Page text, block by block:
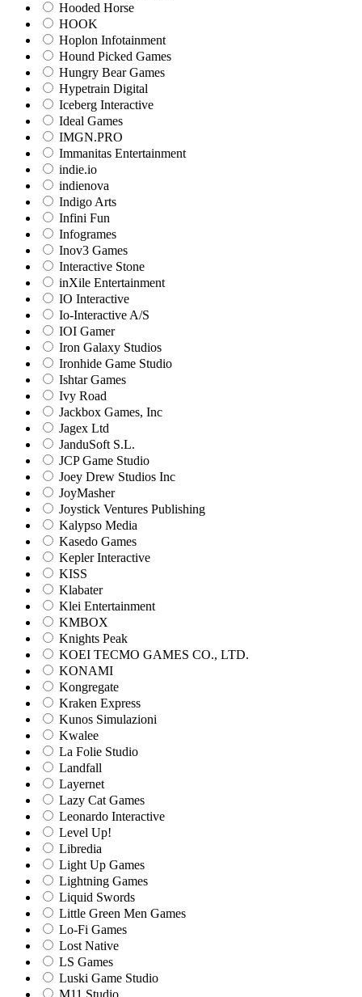
Hooded Horse
HOOK
Hoplon Infotainment
Hound Picked Games
Hungry Bear Games
Hypetrain Digital
Iceberg Interactive
Ideal Games
IMGN.PRO
Immanitas Entertainment
indie.io
indienova
Indigo Arts
Infini Fun
Infogrames
Inov3 Games
Interactive Stone
inXile Entertainment
IO Interactive
Io-Interactive A/S
IOI Gamer
Iron Galaxy Studios
Ironhide Game Studio
Ishtar Games
Ivy Road
Jackbox Games, Inc
Jagex Ltd
JanduSoft S.L.
JCP Game Studio
Joey Drew Studios Inc
JoyMasher
Joystick Ventures Publishing
Kalypso Media
Kasedo Games
Kepler Interactive
KISS
Klabater
Klei Entertainment
KMBOX
Knights Peak
KOEI TECMO GAMES CO., LTD.
KONAMI
Kongregate
Kraken Express
Kunos Simulazioni
Kwalee
La Folie Studio
Landfall
Layernet
Lazy Cat Games
Leonardo Interactive
Level Up!
Libredia
Light Up Games
Lightning Games
Liquid Swords
Little Green Men Games
Lo-Fi Games
Lost Native
LS Games
Luski Game Studio